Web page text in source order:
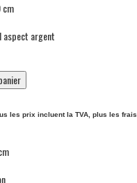
cm
aspect argent
les prix incluent la TVA, plus les frais